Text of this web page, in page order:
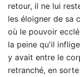
retour, il ne lui
les éloigner de sa
où le pouvoir
la peine qu'il
y avait entre le
retranché, en